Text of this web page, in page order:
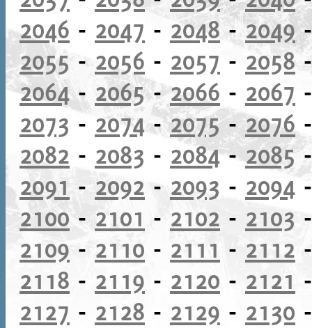
2046 - 2047 - 2048-2049
2055- 2056 - 2057 - 2058
2064- 2065-2066 - 2067
2073 - 2074-2075-2076
2082 - 2083 - 2084-2085
2091 -2092 - 2093 - 2094
2100- 2101 - 2102 - 2103
2109 - 2110 - 2111 - 2112
2118 - 2119 - 2120 - 2121
2127 - 2128 - 2129 - 2130